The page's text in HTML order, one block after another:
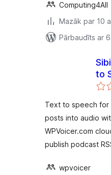
Computing4All
Mazāk par 10
Pārbaudīts ar
to
Text to speech for
posts into audio
WPVoicer.com
publish podcast
wpvoicer